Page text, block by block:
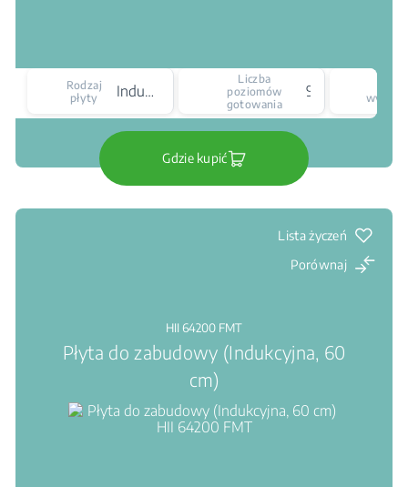
Rodzaj
płyty
Indukcyjna
Liczba
poziomów
gotowania
Gdzie kupić
Lista życzeń
Porównaj
HII 64200 FMT
Płyta do zabudowy (Indukcyjna, 60
cm)